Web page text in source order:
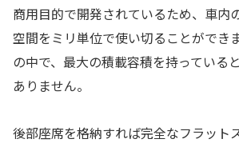
商用目的で開発されているため、車内
空間をミリ単位で使い切ることができ
の中で、最大の積載容積を持っている
ありません。
後部座席を格納すれば完全なフラット